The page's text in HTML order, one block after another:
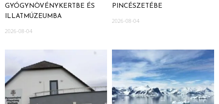
GYÓGYNÖVÉNYKERTBE ÉS
ILLATMÚZEUMBA
2026-08-04
PINCÉSZETÉBE
2026-08-04